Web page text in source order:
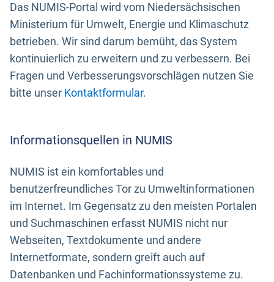
Das NUMIS-Portal wird vom Niedersächsischen
Ministerium für Umwelt, Energie und Klimaschutz
betrieben. Wir sind darum bemüht, das System
kontinuierlich zu erweitern und zu verbessern. Bei
Fragen und Verbesserungsvorschlägen nutzen Sie
bitte unser Kontaktformular.
Informationsquellen in NUMIS
NUMIS ist ein komfortables und
benutzerfreundliches Tor zu Umweltinformationen
im Internet. Im Gegensatz zu den meisten Portalen
und Suchmaschinen erfasst NUMIS nicht nur
Webseiten, Textdokumente und andere
Internetformate, sondern greift auch auf
Datenbanken und Fachinformationssysteme zu.